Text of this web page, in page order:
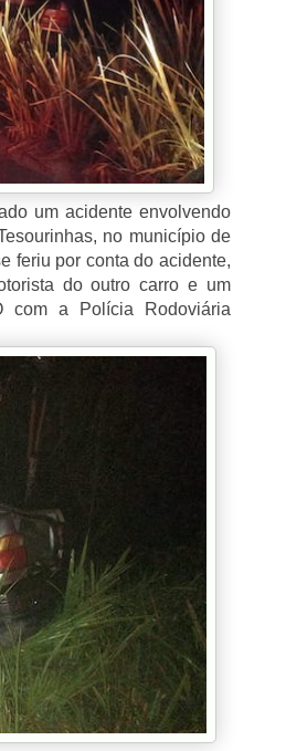
um acidente envolvendo
no município de
feriu por conta do acidente,
do outro carro e um
com a Polícia Rodoviária